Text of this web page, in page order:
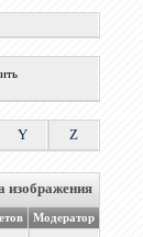
Y Z
изображения
Модератор